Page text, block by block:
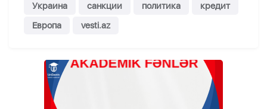
Украина
санкции политика
кредит
Европа
vesti.az